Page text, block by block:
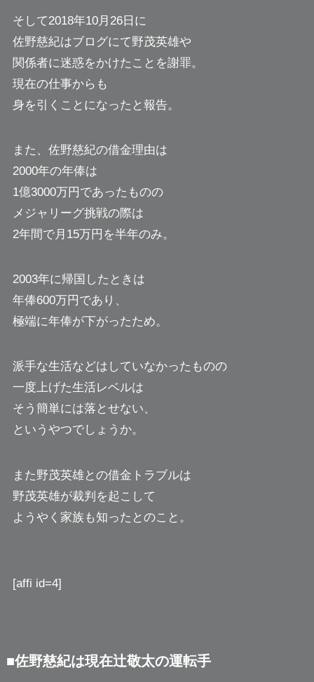
そして2018年10月26日に
佐野慈紀はブログにて野茂英雄や
関係者に迷惑をかけたことを謝罪。
現在の仕事からも
身を引くことになったと報告。
また、佐野慈紀の借金理由は
2000年の年俸は
1億3000万円であったものの
メジャリーグ挑戦の際は
2年間で月15万円を半年のみ。
2003年に帰国したときは
年俸600万円であり、
極端に年俸が下がったため。
派手な生活などはしていなかったものの
一度上げた生活レベルは
そう簡単には落とせない、
というやつでしょうか。
また野茂英雄との借金トラブルは
野茂英雄が裁判を起こして
ようやく家族も知ったとのこと。
[affi id=4]
■佐野慈紀は現在辻敬太の運転手